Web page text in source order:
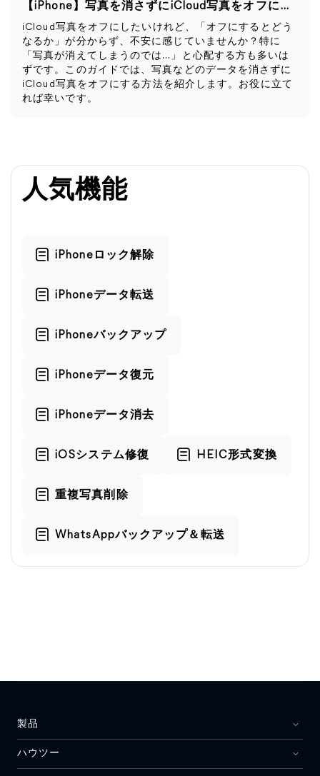
【iPhone】写真を消さずにiCloud写真をオフにする方法
iCloud写真をオフにしたいけれど、「オフにするとどう
なるか」が分からず、不安に感じていませんか？特に
「写真が消えてしまうのでは…」と心配する方も多いは
ずです。このガイドでは、写真などのデータを消さずに
iCloud写真をオフにする方法を紹介します。お役に立て
れば幸いです。
人気機能
iPhoneロック解除
iPhoneデータ転送
iPhoneバックアップ
iPhoneデータ復元
iPhoneデータ消去
iOSシステム修復 HEIC形式変換
重複写真削除
WhatsAppバックアップ＆転送
製品
ハウツー